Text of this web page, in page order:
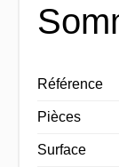
Référence
Pièces
Surface